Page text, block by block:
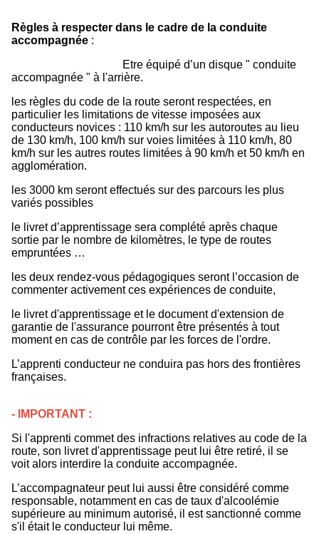
Règles à respecter dans le cadre de la conduite
accompagnée :
Etre équipé d’un disque " conduite
accompagnée " à l'arrière.
les règles du code de la route seront respectées, en
particulier les limitations de vitesse imposées aux
conducteurs novices : 110 km/h sur les autoroutes au lieu
de 130 km/h, 100 km/h sur voies limitées à 110 km/h, 80
km/h sur les autres routes limitées à 90 km/h et 50 km/h en
agglomération.
les 3000 km seront effectués sur des parcours les plus
variés possibles
le livret d’apprentissage sera complété après chaque
sortie par le nombre de kilomètres, le type de routes
empruntées …
les deux rendez-vous pédagogiques seront l’occasion de
commenter activement ces expériences de conduite,
le livret d'apprentissage et le document d'extension de
garantie de l'assurance pourront être présentés à tout
moment en cas de contrôle par les forces de l'ordre.
L’apprenti conducteur ne conduira pas hors des frontières
françaises.
- IMPORTANT :
Si l'apprenti commet des infractions relatives au code de la
route, son livret d'apprentissage peut lui être retiré, il se
voit alors interdire la conduite accompagnée.
L’accompagnateur peut lui aussi être considéré comme
responsable, notamment en cas de taux d'alcoolémie
supérieure au minimum autorisé, il est sanctionné comme
s'il était le conducteur lui même.